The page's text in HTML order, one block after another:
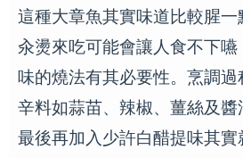
這種大章魚其實味道比較腥
汆燙來吃可能會讓人食不下嚥
味的燒法有其必要性。烹調
辛料如蒜苗、辣椒、薑絲及醬
最後再加入少許白醋提味其實